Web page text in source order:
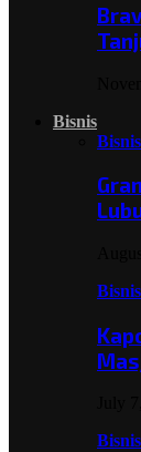
Bisnis
Bisnis
Bisnis
Bisnis